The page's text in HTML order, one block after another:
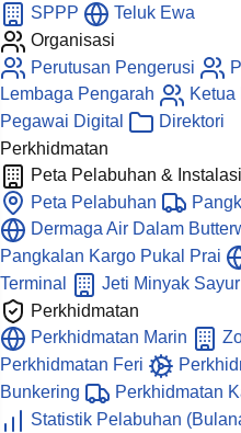
SPPP
Teluk Ewa
Organisasi
Perutusan Pengerusi
Lembaga Pengarah
Pegawai Digital
Direktori
Perkhidmatan
Peta Pelabuhan & Instalasi
Peta Pelabuhan
Dermaga Air Dalam
Pangkalan Kargo Pukal Prai
Terminal
Jeti Minyak Sayur
Perkhidmatan
Perkhidmatan Marin
Perkhidmatan Feri
Bunkering
Perkhidmatan
Statistik Pelabuhan